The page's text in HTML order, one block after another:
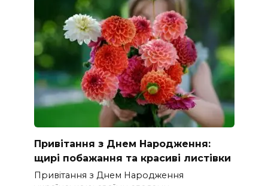
Привітання з Днем Народження:
щирі побажання та красиві листівки
Привітання з Днем Народження